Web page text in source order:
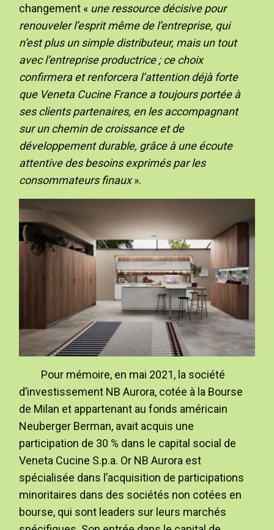
changement « une ressource décisive pour
renouveler l’esprit même de l’entreprise, qui
n’est plus un simple distributeur, mais un tout
avec l’entreprise productrice ; ce choix
confirmera et renforcera l’attention déjà forte
que Veneta Cucine France a toujours portée à
ses clients partenaires, en les accompagnant
sur un chemin de croissance et de
développement durable, grâce à une écoute
attentive des besoins exprimés par les
consommateurs finaux».
Pour mémoire, en mai 2021, la société
d’investissement NB Aurora, cotée à la Bourse
de Milan et appartenant au fonds américain
Neuberger Berman, avait acquis une
participation de 30 % dans le capital social de
Veneta Cucine S.p.a. Or NB Aurora est
spécialisée dans l’acquisition de participations
minoritaires dans des sociétés non cotées en
bourse, qui sont leaders sur leurs marchés